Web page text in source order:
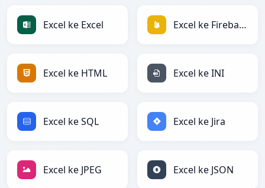
Excel ke Excel Excel ke Firebase
Excel ke HTML Excel ke INI
Excel ke SQL Excel ke Jira
Excel ke JPEG Excel ke JSON